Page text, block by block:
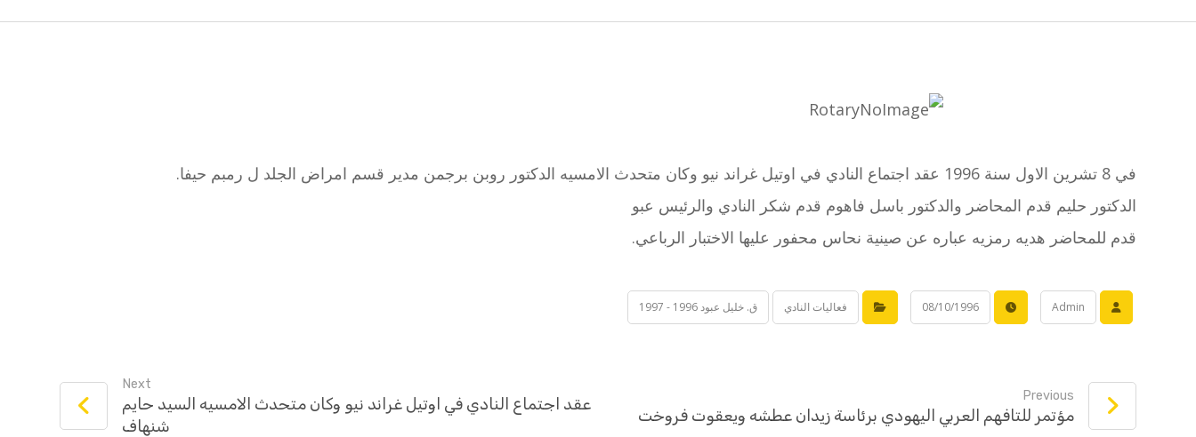
في 8 تشرين الاول سنة 1996 عقد اجتماع النادي في اوتيل غراند نيو وكان متحدث الامسيه الدكتور روبن برجمن مدير قسم امراض الجلد ل رمبم حيفا.
الدكتور حليم قدم المحاضر والدكتور باسل فاهوم قدم شكر النادي والرئيس عبو
قدم للمحاضر هديه رمزيه عباره عن صينية نحاس محفور عليها الاختبار الرباعي.
Admin
08/10/1996 فعاليات النادي ق. خليل عبود 1996 - 1997
Previous
مؤتمر للتافهم العربي اليهودي برئاسة زيدان عطشه ويعقوت فروخت
Next
عقد اجتماع النادي في اوتيل غراند نيو وكان متحدث الامسيه السيد حايم
شنهاف